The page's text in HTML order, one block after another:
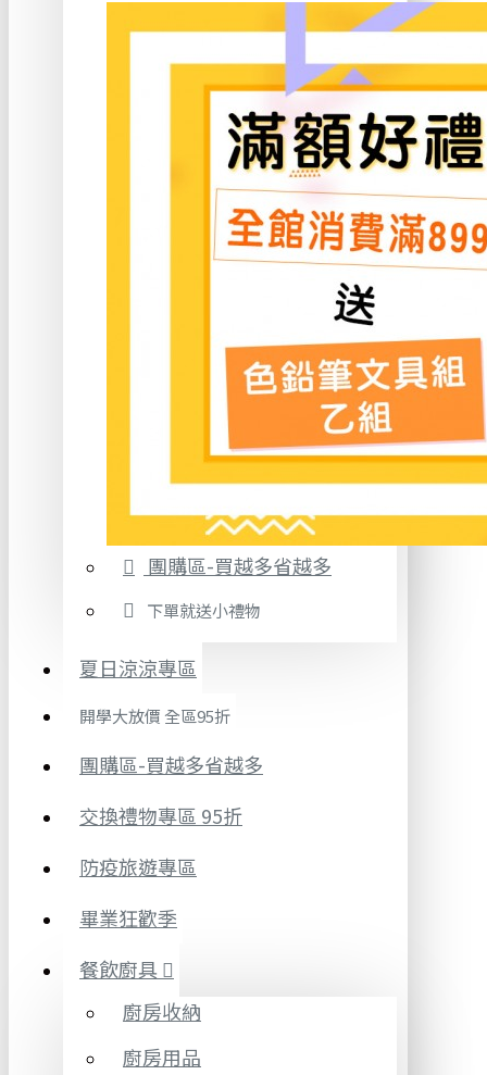
團購區-買越多省越多
下單就送小禮物
夏日涼涼專區
開學大放價 全區95折
團購區-買越多省越多
交換禮物專區 95折
防疫旅遊專區
畢業狂歡季
餐飲廚具
廚房收納
廚房用品